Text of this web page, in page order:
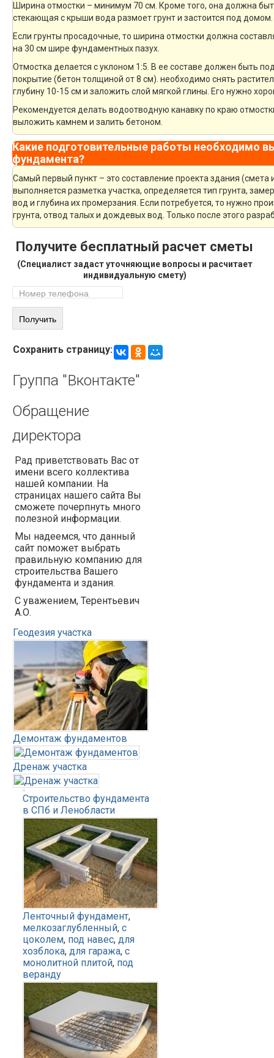
Ширина отмостки – минимум 70 см. Кроме того, она должна
стекающая с крыши вода размоет грунт и застоится под домом.
Если грунты просадочные, то ширина отмостки должна
на 30 см шире фундаментных пазух.
Отмостка делается с уклоном 1:5. В ее составе должен быть
покрытие (бетон толщиной от 8 см). необходимо снять
глубину 10-15 см и заложить слой мягкой глины. Его нужно
Рекомендуется делать водоотводную канавку по краю
выложить камнем и залить бетоном.
Какие подготовительные работы необходимо
фундамента?
Самый первый пункт – это составление проекта здания
выполняется разметка участка, определяется тип грунта,
вод и глубина их промерзания. Если потребуется, то нужно
грунта, отвод талых и дождевых вод. Только после этого
Получите бесплатный расчет сметы
(Специалист задаст уточняющие вопросы и расчитает
индивидуальную смету)
Сохранить страницу:
Группа "Вконтакте"
Обращение
директора
Рад приветствовать Вас от
имени всего коллектива
нашей компании. На
страницах нашего сайта Вы
сможете почерпнуть много
полезной информации.
Мы надеемся, что данный
сайт поможет выбрать
правильную компанию для
строительства Вашего
фундамента и здания.
С уважением, Терентьевич
А.О.
Геодезия участка
Демонтаж фундаментов
Дренаж участка
Строительство фундамента
в СПб и Ленобласти
Ленточный фундамент,
мелкозаглубленный, с
цоколем, под навес, для
хозблока, для гаража, с
монолитной плитой, под
веранду